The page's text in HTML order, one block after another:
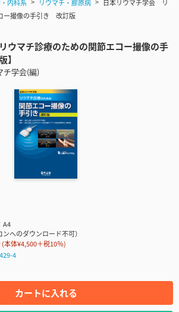
内科系 リウマチ・膠原病
日本リウマチ学会 リ
ー撮像の手引き 改訂版
ウマチ診療のための関節エコー撮像の手
チ学会(編)
A4
ンへのダウンロード不可）
(本体¥4,500＋税10％)
4
カートに入れる